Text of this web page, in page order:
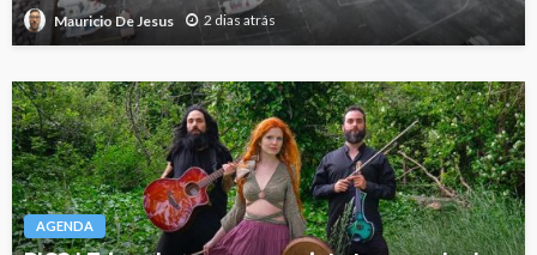
Mauricio De Jesus 2 dias atrás
AGENDA